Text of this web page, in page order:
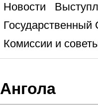
Новости
Государственный
Комиссии и
Ангола